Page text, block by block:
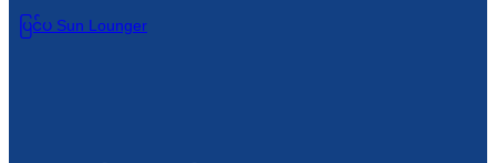
ပြင်ပ Sun Lounger